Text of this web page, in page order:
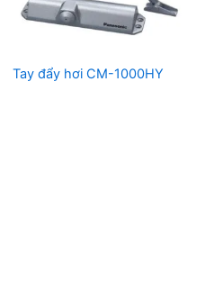
Tay đẩy hơi CM-1000HY